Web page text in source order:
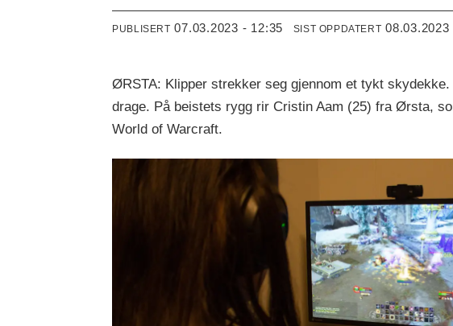
PUBLISERT 07.03.2023 - 12:35 SIST OPPDATERT
ØRSTA: Klipper strekker seg gjennom et tykt
drage. På beistets rygg rir Cristin Aam (25) fra Ørsta,
World of Warcraft.